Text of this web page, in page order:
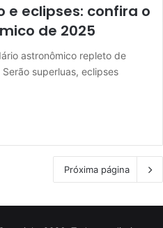
e eclipses: confira o
de 2025
astronômico repleto de
superluas, eclipses
Próxima página